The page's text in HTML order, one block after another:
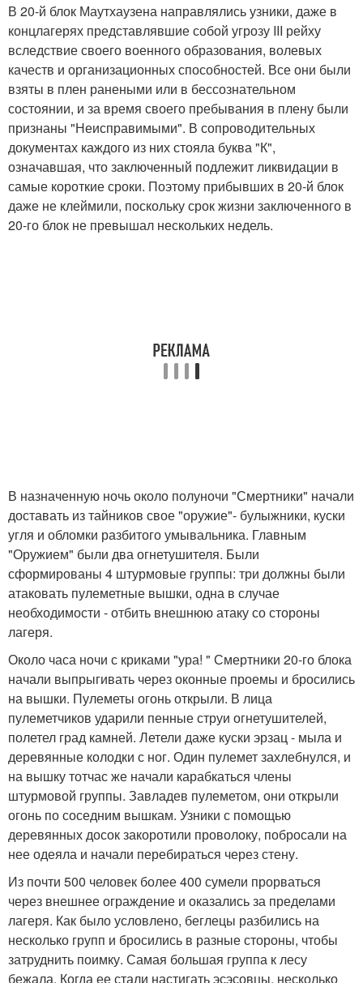
В 20-й блок Маутхаузена направлялись узники, даже в
концлагерях представлявшие собой угрозу III рейху
вследствие своего военного образования, волевых
качеств и организационных способностей. Все они были
взяты в плен ранеными или в бессознательном
состоянии, и за время своего пребывания в плену были
признаны "Неисправимыми". В сопроводительных
документах каждого из них стояла буква "К",
означавшая, что заключенный подлежит ликвидации в
самые короткие сроки. Поэтому прибывших в 20-й блок
даже не клеймили, поскольку срок жизни заключенного в
20-го блок не превышал нескольких недель.
В назначенную ночь около полуночи "Смертники" начали
доставать из тайников свое "оружие"- булыжники, куски
угля и обломки разбитого умывальника. Главным
"Оружием" были два огнетушителя. Были
сформированы 4 штурмовые группы: три должны были
атаковать пулеметные вышки, одна в случае
необходимости - отбить внешнюю атаку со стороны
лагеря.
Около часа ночи с криками "ура! " Смертники 20-го блока
начали выпрыгивать через оконные проемы и бросились
на вышки. Пулеметы огонь открыли. В лица
пулеметчиков ударили пенные струи огнетушителей,
полетел град камней. Летели даже куски эрзац - мыла и
деревянные колодки с ног. Один пулемет захлебнулся, и
на вышку тотчас же начали карабкаться члены
штурмовой группы. Завладев пулеметом, они открыли
огонь по соседним вышкам. Узники с помощью
деревянных досок закоротили проволоку, побросали на
нее одеяла и начали перебираться через стену.
Из почти 500 человек более 400 сумели прорваться
через внешнее ограждение и оказались за пределами
лагеря. Как было условлено, беглецы разбились на
несколько групп и бросились в разные стороны, чтобы
затруднить поимку. Самая большая группа к лесу
бежала. Когда ее стали настигать эсэсовцы, несколько